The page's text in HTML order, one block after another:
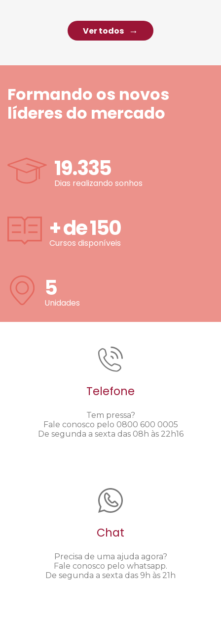
Ver todos
Formando os novos
líderes do mercado
19.335
Dias realizando sonhos
+ de150
Cursos disponíveis
5
Unidades
Telefone
Tem pressa?
Fale conosco pelo 0800 600 0005
De segunda a sexta das 08h às 22h16
Chat
Precisa de uma ajuda agora?
Fale conosco pelo whatsapp.
De segunda a sexta das 9h às 21h